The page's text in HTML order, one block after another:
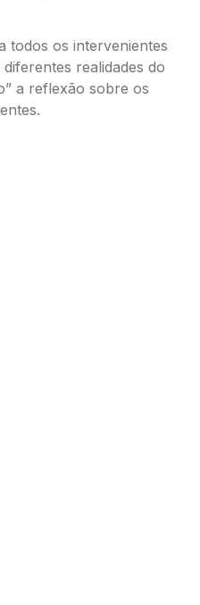
todos os intervenientes
realidades do
a reflexão sobre os